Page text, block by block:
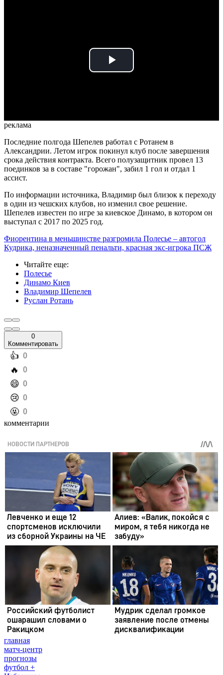
Play
реклама
Последние полгода Шепелев работал с Ротанем в
Александрии. Летом игрок покинул клуб после завершения
срока действия контракта. Всего полузащитник провел 13
поединков за в составе "горожан", забил 1 гол и отдал 1
ассист.
По информации источника, Владимир был близок к переходу
в один из чешских клубов, но изменил свое решение.
Шепелев известен по игре за киевское Динамо, в котором он
выступал с 2017 по 2025 год.
Фиорентина в меньшинстве разгромила Полесье – автогол
Кудрика, неназначенный пенальти, красная экс-игрока ПСЖ
Читайте еще:
Полесье
Динамо Киев
Владимир Шепелев
Руслан Ротань
0
Комментировать
️👍 0
️🔥 0
️😄 0
️😢 0
️🤬 0
комментарии
главная
матч-центр
прогнозы
футбол +